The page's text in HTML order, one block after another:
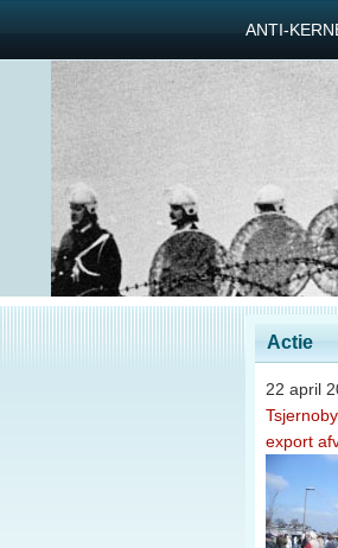
ANTI-
Actie
22 april
export